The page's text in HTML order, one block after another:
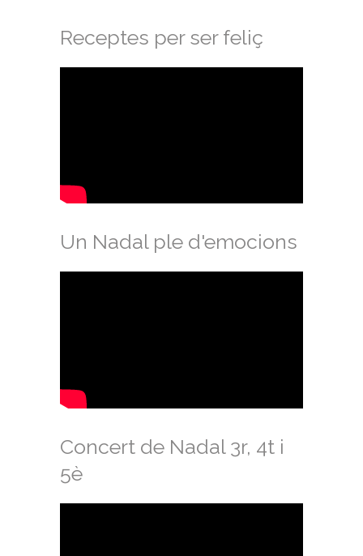
Receptes per ser feliç
Un Nadal ple d'emocions
Concert de Nadal 3r, 4t i
5è